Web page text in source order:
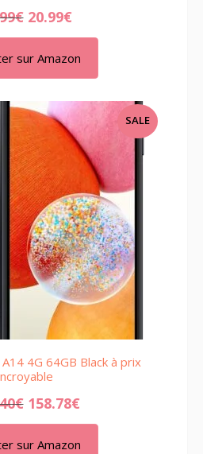
€ 20.99€
sur Amazon
SALEPRODUCT
ON
4G 64GB Black à prix
€ 158.78€
sur Amazon